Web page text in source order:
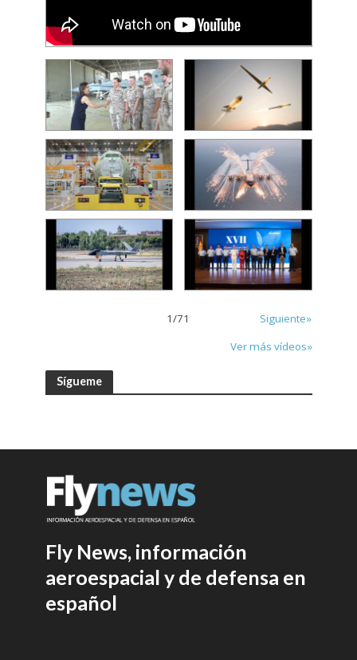
1/71
Siguiente»
Ver más vídeos»
Sígueme
Fly News, información
aeroespacial y de defensa en
español